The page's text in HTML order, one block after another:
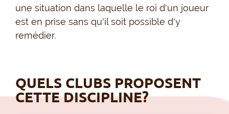
une situation dans laquelle le roi d'un joueur
est en prise sans qu'il soit possible d'y
remédier.
QUELS CLUBS PROPOSENT
CETTE DISCIPLINE?